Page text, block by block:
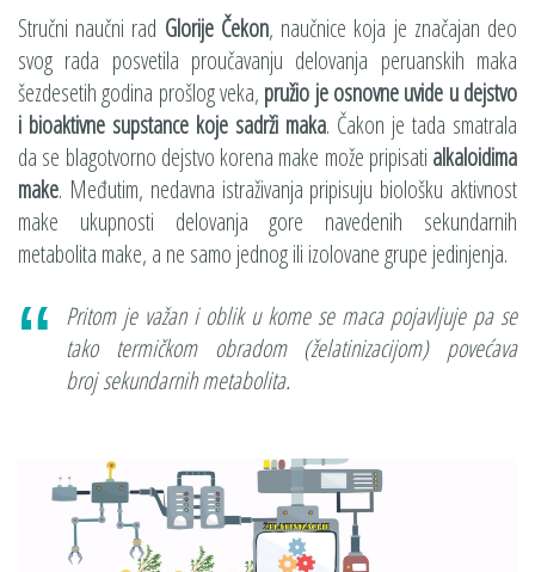
Stručni naučni rad Glorije Čekon, naučnice koja je značajan deo
svog rada posvetila proučavanju delovanja peruanskih maka
šezdesetih godina prošlog veka, pružio je osnovne uvide u dejstvo
i bioaktivne supstance koje sadrži maka. Čakon je tada smatrala
da se blagotvorno dejstvo korena make može pripisati alkaloidima
make. Međutim, nedavna istraživanja pripisuju biološku aktivnost
make ukupnosti delovanja gore navedenih sekundarnih
metabolita make, a ne samo jednog ili izolovane grupe jedinjenja.
Pritom je važan i oblik u kome se maca pojavljuje pa se
tako termičkom obradom (želatinizacijom) povećava
broj sekundarnih metabolita.